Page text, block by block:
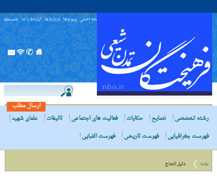
صفحه اصلی پیوندها درباره ما ارتباط با ما جستجو
ارسال مطلب
رشته تخصصی
نصایح حکایات فعالیت های اجتماعی تالیفات
علمای شهید
فهرست جغرافیایی
فهرست تاریخی فهرست الفبایی
خانه دلیل الحاج